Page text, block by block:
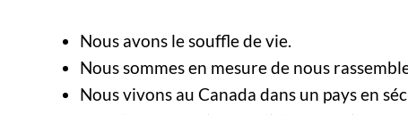
Nous avons le souffle de vie.
Nous sommes en mesure de nous
Nous vivons au Canada dans un pays en